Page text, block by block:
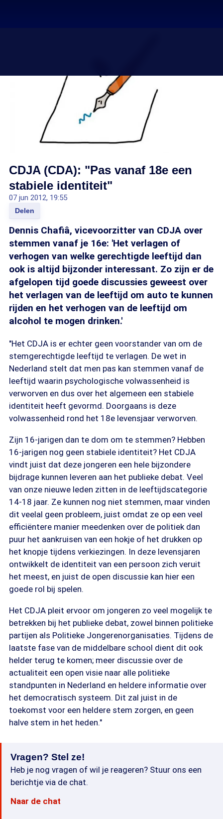
CDJA (CDA): "Pas vanaf 18e een
stabiele identiteit"
07 jun 2012, 19:55
Delen
Dennis Chafiâ, vicevoorzitter van CDJA over
stemmen vanaf je 16e: 'Het verlagen of
verhogen van welke gerechtigde leeftijd dan
ook is altijd bijzonder interessant. Zo zijn er de
afgelopen tijd goede discussies geweest over
het verlagen van de leeftijd om auto te kunnen
rijden en het verhogen van de leeftijd om
alcohol te mogen drinken.'
"Het CDJA is er echter geen voorstander van om de
stemgerechtigde leeftijd te verlagen. De wet in
Nederland stelt dat men pas kan stemmen vanaf de
leeftijd waarin psychologische volwassenheid is
verworven en dus over het algemeen een stabiele
identiteit heeft gevormd. Doorgaans is deze
volwassenheid rond het 18e levensjaar verworven.
Zijn 16-jarigen dan te dom om te stemmen? Hebben
16-jarigen nog geen stabiele identiteit? Het CDJA
vindt juist dat deze jongeren een hele bijzondere
bijdrage kunnen leveren aan het publieke debat. Veel
van onze nieuwe leden zitten in de leeftijdscategorie
14-18 jaar. Ze kunnen nog niet stemmen, maar vinden
dit veelal geen probleem, juist omdat ze op een veel
efficiëntere manier meedenken over de politiek dan
puur het aankruisen van een hokje of het drukken op
het knopje tijdens verkiezingen. In deze levensjaren
ontwikkelt de identiteit van een persoon zich veruit
het meest, en juist de open discussie kan hier een
goede rol bij spelen.
Het CDJA pleit ervoor om jongeren zo veel mogelijk te
betrekken bij het publieke debat, zowel binnen politieke
partijen als Politieke Jongerenorganisaties. Tijdens de
laatste fase van de middelbare school dient dit ook
helder terug te komen; meer discussie over de
actualiteit een open visie naar alle politieke
standpunten in Nederland en heldere informatie over
het democratisch systeem. Dit zal juist in de
toekomst voor een heldere stem zorgen, en geen
halve stem in het heden."
Vragen? Stel ze!
Heb je nog vragen of wil je reageren? Stuur ons een
berichtje via de chat.
Naar de chat